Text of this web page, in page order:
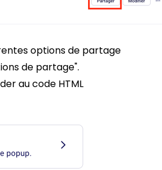
options de partage
de partage".
au code HTML